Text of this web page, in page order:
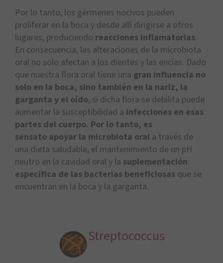
Por lo tanto, los gérmenes nocivos pueden
proliferar en la boca y desde allí dirigirse a otros
lugares, produciendo reacciones inflamatorias.
En consecuencia, las alteraciones de la microbiota
oral no solo afectan a los dientes y las encías. Dado
que nuestra flora oral tiene una gran influencia no
solo en la boca, sino también en la nariz, la
garganta y el oído, si dicha flora se debilita puede
aumentar la susceptibilidad a infecciones en esas
partes del cuerpo. Por lo tanto, es
sensato apoyar la microbiota oral a través de
una dieta saludable, el mantenimiento de un pH
neutro en la cavidad oral y la suplementación
específica de las bacterias beneficiosas que se
encuentran en la boca y la garganta.
Streptococcus